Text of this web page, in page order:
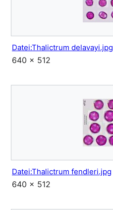
Datei:Thalictrum delavayi.jpg
640 × 512
Datei:Thalictrum fendleri.jpg
640 × 512